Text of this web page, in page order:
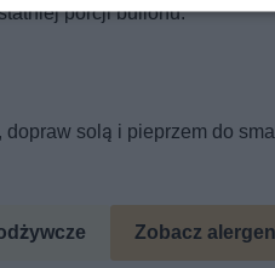
porcji bulionu.
dopraw solą i pieprzem do
Zobacz